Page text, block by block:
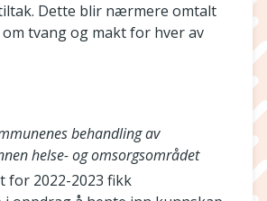
Dette blir nærmere omtalt
tvang og makt for hver av
behandling av
helse- og omsorgsområdet
for 2022-2023 fikk